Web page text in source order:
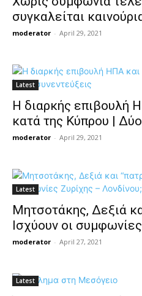
συγκαλείται
moderator - April 29, 2021
Latest
Η διαρκής επιβουλή
κατά της Κύπρου |
moderator - April 29, 2021
Latest
Μητσοτάκης, Δεξιά
Ισχύουν οι
moderator - April 27, 2021
Latest